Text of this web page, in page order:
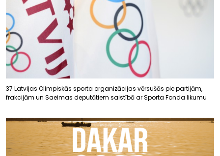
37 Latvijas Olimpiskās sporta organizācijas vērsušās pie partijām,
frakcijām un Saeimas deputātiem saistībā ar Sporta Fonda likumu